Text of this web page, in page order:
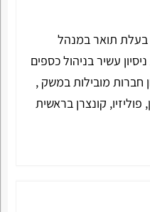
בעלת תואר במנהל
עשיר בניהול כספים
חברות מובילות במשק ,
פוליזיו, קונצרן בראשית